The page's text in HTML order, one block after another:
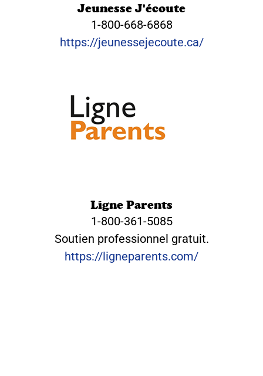
Jeunesse J'écoute
1-800-668-6868
https://jeunessejecoute.ca/
Ligne Parents
1-800-361-5085
Soutien professionnel gratuit.
https://ligneparents.com/